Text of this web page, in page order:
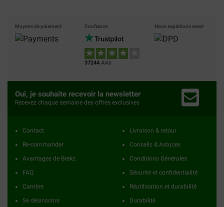
Moyens de paiement Confiance
37244 Avis
Nous expédions avect
Oui, je souhaite recevoir la newsletter
Recevez chaque semaine des offres exclusives
Contact
Re-commander
Avantages de Brekz
FAQ
Carrière
Se désinscrire
Livraison & retour
Conseils & Astuces
Conditions Générales
Sécurité et confidentialité
Réutilisation et durabilité
Durabilité